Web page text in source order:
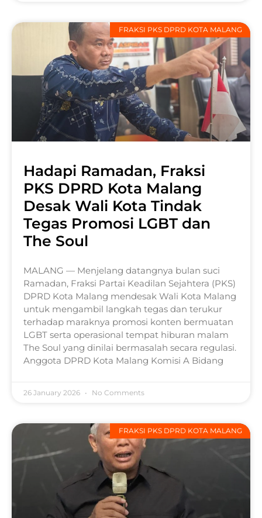
FRAKSI PKS DPRD KOTA MALANG
Hadapi Ramadan, Fraksi
PKS DPRD Kota Malang
Desak Wali Kota Tindak
Tegas Promosi LGBT dan
The Soul
MALANG — Menjelang datangnya bulan suci
Ramadan, Fraksi Partai Keadilan Sejahtera (PKS)
DPRD Kota Malang mendesak Wali Kota Malang
untuk mengambil langkah tegas dan terukur
terhadap maraknya promosi konten bermuatan
LGBT serta operasional tempat hiburan malam
The Soul yang dinilai bermasalah secara regulasi.
Anggota DPRD Kota Malang Komisi A Bidang
26 January 2026 No Comments
FRAKSI PKS DPRD KOTA MALANG